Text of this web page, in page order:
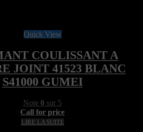
Quick View
COULISSANT A
JOINT 41523 BLANC
S41000 GUMEI
Note 0 sur 5
Call for price
LIRE LA SUITE